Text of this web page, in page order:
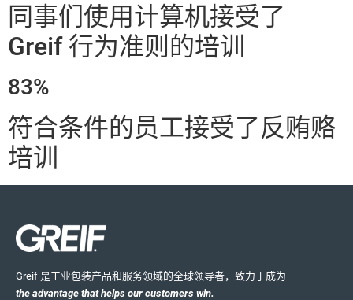
同事们使用计算机接受了
Greif 行为准则的培训
83%
符合条件的员工接受了反贿赂
培训
Greif 是工业包装产品和服务领域的全球领导者，致力于成为
the advantage that helps our customers win.